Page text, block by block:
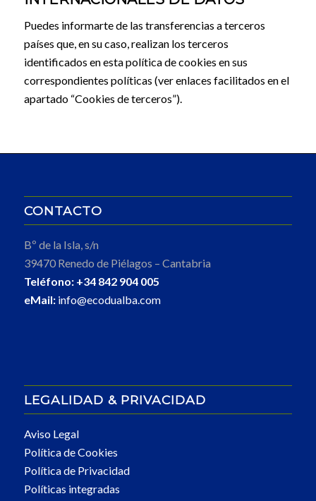
Puedes informarte de las transferencias a terceros
países que, en su caso, realizan los terceros
identificados en esta política de cookies en sus
correspondientes políticas (ver enlaces facilitados en el
apartado “Cookies de terceros”).
CONTACTO
Bº de la Isla, s/n
39470 Renedo de Piélagos – Cantabria
Teléfono: +34 842 904 005
eMail: info@ecodualba.com
LEGALIDAD & PRIVACIDAD
Aviso Legal
Política de Cookies
Política de Privacidad
Políticas integradas